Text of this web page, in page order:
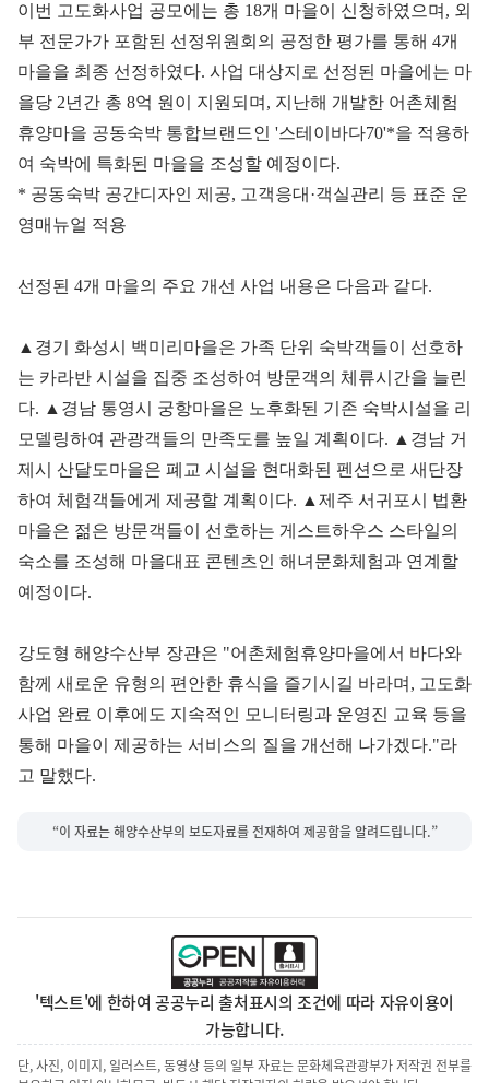
이번 고도화사업 공모에는 총 18개 마을이 신청하였으며, 외
부 전문가가 포함된 선정위원회의 공정한 평가를 통해 4개
마을을 최종 선정하였다. 사업 대상지로 선정된 마을에는 마
을당 2년간 총 8억 원이 지원되며, 지난해 개발한 어촌체험
휴양마을 공동숙박 통합브랜드인 '스테이바다70'*을 적용하
여 숙박에 특화된 마을을 조성할 예정이다.
* 공동숙박 공간디자인 제공, 고객응대·객실관리 등 표준 운
영매뉴얼 적용
선정된 4개 마을의 주요 개선 사업 내용은 다음과 같다.
▲경기 화성시 백미리마을은 가족 단위 숙박객들이 선호하
는 카라반 시설을 집중 조성하여 방문객의 체류시간을 늘린
다. ▲경남 통영시 궁항마을은 노후화된 기존 숙박시설을 리
모델링하여 관광객들의 만족도를 높일 계획이다. ▲경남 거
제시 산달도마을은 폐교 시설을 현대화된 펜션으로 새단장
하여 체험객들에게 제공할 계획이다. ▲제주 서귀포시 법환
마을은 젊은 방문객들이 선호하는 게스트하우스 스타일의
숙소를 조성해 마을대표 콘텐츠인 해녀문화체험과 연계할
예정이다.
강도형 해양수산부 장관은 "어촌체험휴양마을에서 바다와
함께 새로운 유형의 편안한 휴식을 즐기시길 바라며, 고도화
사업 완료 이후에도 지속적인 모니터링과 운영진 교육 등을
통해 마을이 제공하는 서비스의 질을 개선해 나가겠다."라
고 말했다.
“이 자료는 해양수산부의 보도자료를 전재하여 제공함을 알려드립니다.”
'텍스트'에 한하여 공공누리 출처표시의 조건에 따라 자유이용이
가능합니다.
단, 사진, 이미지, 일러스트, 동영상 등의 일부 자료는 문화체육관광부가 저작권 전부를